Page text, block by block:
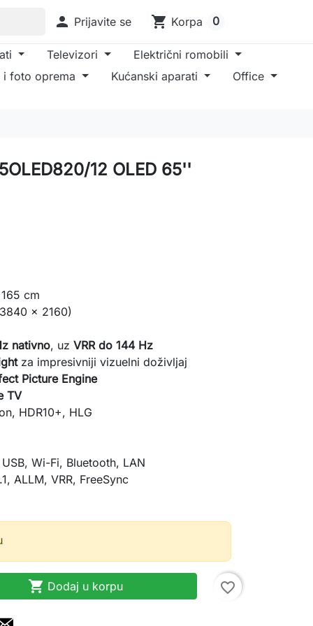
 Prijavite se shopping_cart Korpa 0
Televizori
Električni romobili
i foto oprema
Kućanski aparati Office
12 OLED 65''
cm
x 2160)
nativno, uzVRR do 144 Hz
za impresivniji vizuelni doživljaj
Picture Engine
TV
HDR10+, HLG
Wi-Fi, Bluetooth, LAN
ALLM, VRR, FreeSync
 Dodaj u korpu favorite_border